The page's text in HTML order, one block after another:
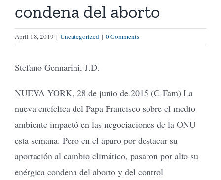
condena del aborto
April 18, 2019 | Uncategorized | 0 Comments
Stefano Gennarini, J.D.
NUEVA YORK, 28 de junio de 2015 (C-Fam) La
nueva encíclica del Papa Francisco sobre el medio
ambiente impactó en las negociaciones de la ONU
esta semana. Pero en el apuro por destacar su
aportación al cambio climático, pasaron por alto su
enérgica condena del aborto y del control